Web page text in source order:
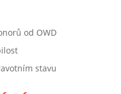
od OWD
stavu